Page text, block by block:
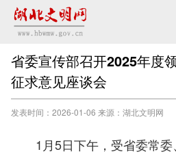
省委宣传部召开2025年度
征求意见座谈会
发表时间：2026-01-06 来源：湖北文明网
1月5日下午，受省委常